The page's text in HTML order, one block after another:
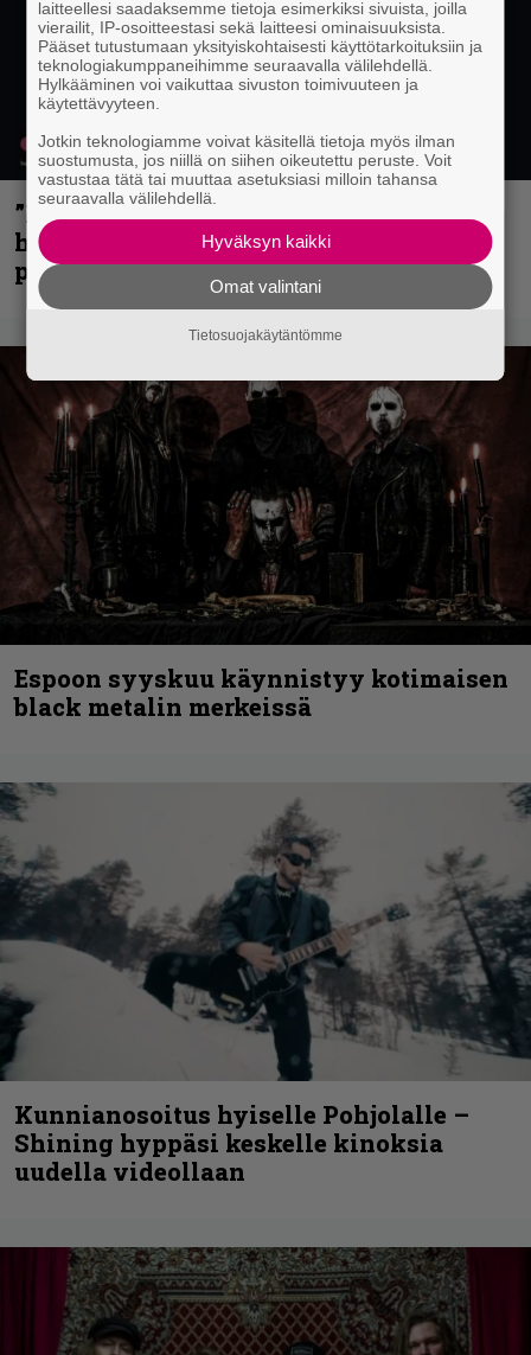
”Mitalini näyttää ihan plektralta” –
huippu-uimari jamittelee Megadethiä
palkinnollaan
Espoon syyskuu käynnistyy kotimaisen
black metalin merkeissä
Kunnianosoitus hyiselle Pohjolalle –
Shining hyppäsi keskelle kinoksia
uudella videollaan
laitteellesi saadaksemme tietoja esimerkiksi sivuista, joilla
vierailit, IP-osoitteestasi sekä laitteesi ominaisuuksista.
Pääset tutustumaan yksityiskohtaisesti käyttötarkoituksiin ja
teknologiakumppaneihimme seuraavalla välilehdellä.
Hylkääminen voi vaikuttaa sivuston toimivuuteen ja
käytettävyyteen.
Jotkin teknologiamme voivat käsitellä tietoja myös ilman
suostumusta, jos niillä on siihen oikeutettu peruste. Voit
vastustaa tätä tai muuttaa asetuksiasi milloin tahansa
seuraavalla välilehdellä.
Hyväksyn kaikki
Omat valintani
Tietosuojakäytäntömme